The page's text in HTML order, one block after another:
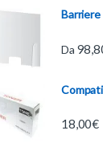
Da
18,00€